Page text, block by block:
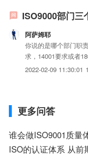
ISO9000部门三
阿萨姆耶
你说的是哪个部门职
求，14001要求或者
下就可以了
2022-02-09 11:30:01
更多问答
ISO的认证体系 从前